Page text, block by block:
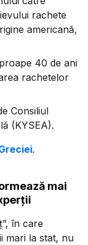
rachete
americană,
40 de ani
rachetelor
Consiliul
(KYSEA).
.
mai
în care
mari la stat, nu